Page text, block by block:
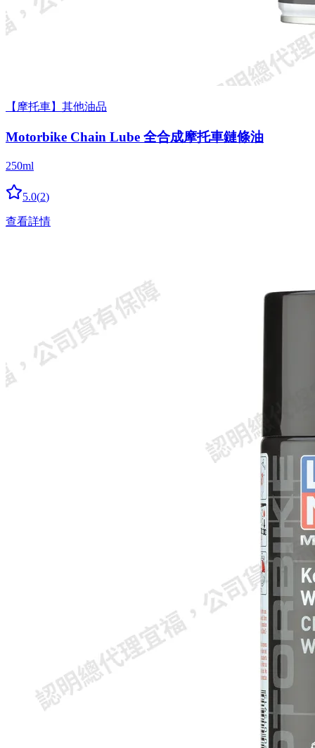
【摩托車】其他油品
Motorbike Chain Lube 全合成摩托車鏈條油
250ml
5.0(2)
查看詳情